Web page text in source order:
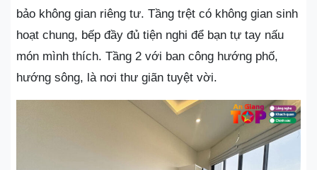
bảo không gian riêng tư. Tầng trệt có không gian sinh
hoạt chung, bếp đầy đủ tiện nghi để bạn tự tay nấu
món mình thích. Tầng 2 với ban công hướng phố,
hướng sông, là nơi thư giãn tuyệt vời.